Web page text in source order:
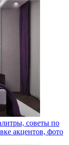
советы по
акцентов, фото